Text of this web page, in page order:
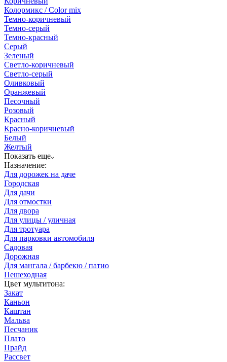
Колормикс / Color mix
Темно-коричневый
Темно-серый
Темно-красный
Серый
Зеленый
Светло-коричневый
Светло-серый
Оливковый
Оранжевый
Песочный
Розовый
Красный
Красно-коричневый
Белый
Желтый
Показать еще
Назначение:
Для дорожек на даче
Городская
Для дачи
Для отмостки
Для двора
Для улицы / уличная
Для тротуара
Для парковки автомобиля
Садовая
Дорожная
Для мангала / барбекю / патио
Пешеходная
Цвет мультитона:
Закат
Каньон
Каштан
Мальва
Песчаник
Плато
Прайд
Рассвет